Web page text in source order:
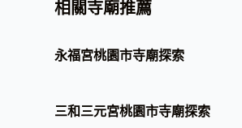
相關寺廟推薦
永福宮桃園市寺廟探索
三和三元宮桃園市寺廟探索